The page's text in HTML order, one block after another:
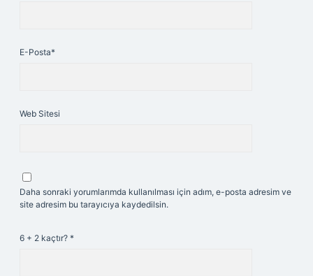
E-Posta*
Web Sitesi
Daha sonraki yorumlarımda kullanılması için adım, e-posta adresim ve
site adresim bu tarayıcıya kaydedilsin.
6 + 2 kaçtır? *